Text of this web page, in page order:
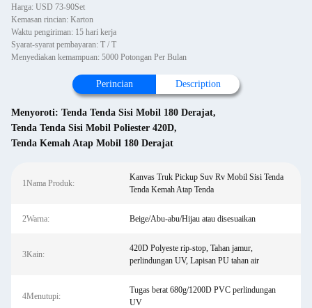
Harga: USD 73-90Set
Kemasan rincian: Karton
Waktu pengiriman: 15 hari kerja
Syarat-syarat pembayaran: T / T
Menyediakan kemampuan: 5000 Potongan Per Bulan
Perincian Description
Menyoroti: Tenda Tenda Sisi Mobil 180 Derajat,
Tenda Tenda Sisi Mobil Poliester 420D,
Tenda Kemah Atap Mobil 180 Derajat
1Nama Produk:
Kanvas Truk Pickup Suv Rv Mobil Sisi Tenda
Tenda Kemah Atap Tenda
2Warna: Beige/Abu-abu/Hijau atau disesuaikan
3Kain:
420D Polyeste rip-stop, Tahan jamur,
perlindungan UV, Lapisan PU tahan air
4Menutupi:
Tugas berat 680g/1200D PVC perlindungan
UV